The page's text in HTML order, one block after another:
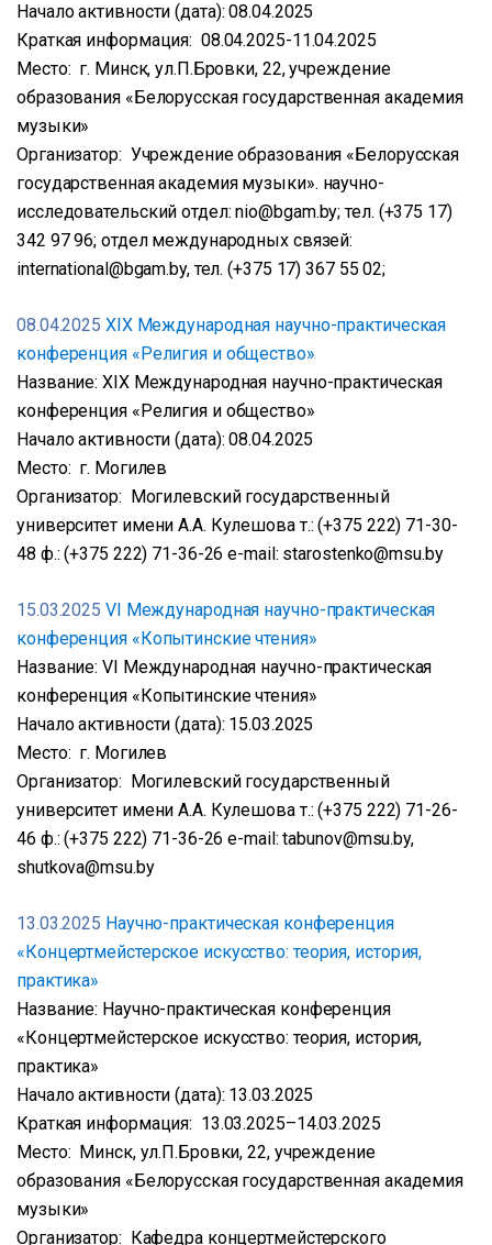
Начало активности (дата): 08.04.2025
Краткая информация: 08.04.2025-11.04.2025
Место: г. Минск, ул.П.Бровки, 22, учреждение
образования «Белорусская государственная академия
музыки»
Организатор: Учреждение образования «Белорусская
государственная академия музыки». научно-
исследовательский отдел: nio@bgam.by; тел. (+375 17)
342 97 96; отдел международных связей:
international@bgam.by, тел. (+375 17) 367 55 02;
08.04.2025 ХIХ Международная научно-практическая
конференция «Религия и общество»
Название: ХIХ Международная научно-практическая
конференция «Религия и общество»
Начало активности (дата): 08.04.2025
Место: г. Могилев
Организатор: Могилевский государственный
университет имени А.А. Кулешова т.: (+375 222) 71-30-
48 ф.: (+375 222) 71-36-26 e-mail: starostenko@msu.by
15.03.2025 VI Международная научно-практическая
конференция «Копытинские чтения»
Название: VI Международная научно-практическая
конференция «Копытинские чтения»
Начало активности (дата): 15.03.2025
Место: г. Могилев
Организатор: Могилевский государственный
университет имени А.А. Кулешова т.: (+375 222) 71-26-
46 ф.: (+375 222) 71-36-26 e-mail: tabunov@msu.by,
shutkova@msu.by
13.03.2025 Научно-практическая конференция
«Концертмейстерское искусство: теория, история,
практика»
Название: Научно-практическая конференция
«Концертмейстерское искусство: теория, история,
практика»
Начало активности (дата): 13.03.2025
Краткая информация: 13.03.2025–14.03.2025
Место: Минск, ул.П.Бровки, 22, учреждение
образования «Белорусская государственная академия
музыки»
Организатор: Кафедра концертмейстерского